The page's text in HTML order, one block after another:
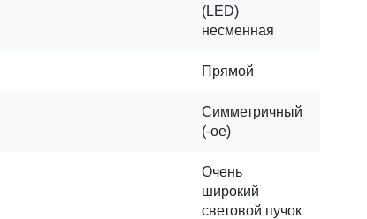
(LED)
несменная
Прямой
Симметричный
(-ое)
Очень
широкий
световой пучок